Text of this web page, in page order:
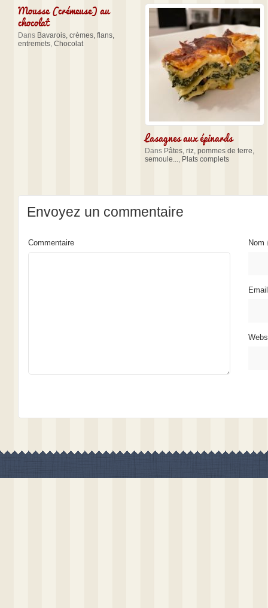
Mousse (crémeuse) au
chocolat
Dans Bavarois, crèmes, flans,
entremets, Chocolat
Lasagnes aux épinards
Dans Pâtes, riz, pommes de terre,
semoule..., Plats complets
Envoyez un commentaire
Nom
Commentaire